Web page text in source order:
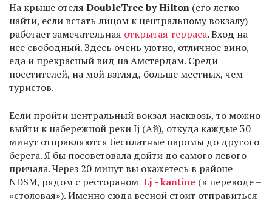
На крыше отеля DoubleTree by Hilton (его легко
найти, если встать лицом к центральному вокзалу)
работает замечательная открытая терраса. Вход на
нее свободный. Здесь очень уютно, отличное вино,
еда и прекрасный вид на Амстердам. Среди
посетителей, на мой взгляд, больше местных, чем
туристов.
Если пройти центральный вокзал насквозь, то можно
выйти к набережной реки Ij (Ай), откуда каждые 30
минут отправляются бесплатные паромы до другого
берега. Я бы посоветовала дойти до самого левого
причала. Через 20 минут вы окажетесь в районе
NDSM, рядом с рестораном Lj - kantine (в переводе –
«столовая»). Именно сюда весной стоит отправиться